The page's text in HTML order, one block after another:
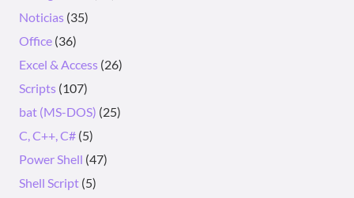
Noticias (35)
Office (36)
Excel & Access (26)
Scripts (107)
bat (MS-DOS) (25)
C, C++, C# (5)
Power Shell (47)
Shell Script (5)